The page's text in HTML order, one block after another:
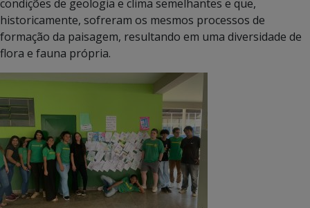
condições de geologia e clima semelhantes e que,
historicamente, sofreram os mesmos processos de
formação da paisagem, resultando em uma diversidade de
flora e fauna própria.